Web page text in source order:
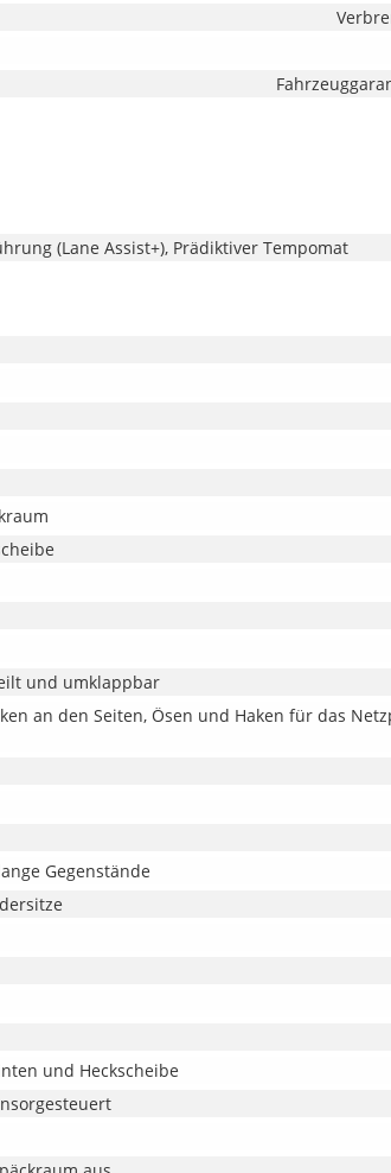
(Lane Assist+), Prädiktiver Tempomat
und umklappbar
an den Seiten, Ösen und Haken für das
Gegenstände
und Heckscheibe